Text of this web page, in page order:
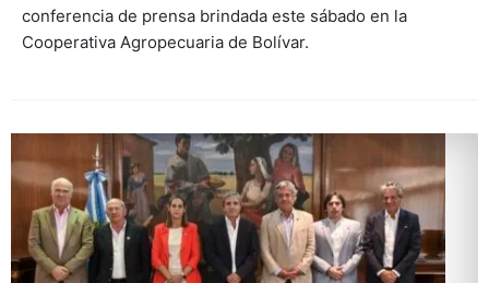
conferencia de prensa brindada este sábado en la
Cooperativa Agropecuaria de Bolívar.